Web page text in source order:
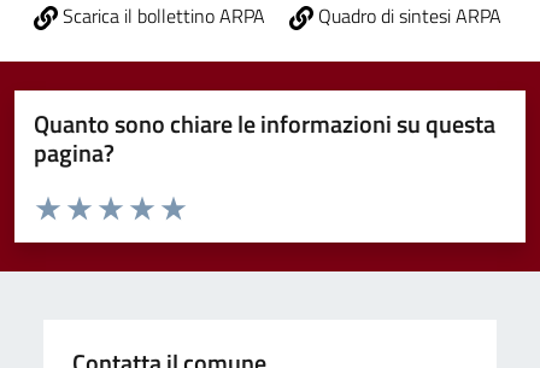
Scarica il bollettino ARPA Quadro di sintesi ARPA
Quanto sono chiare le informazioni su questa
pagina?
Valuta da 1 a 5 stelle la pagina
Valuta 5 stelle su 5
Valuta 4 stelle su 5
Valuta 3 stelle su 5
Valuta 2 stelle su 5
Valuta 1 stelle su 5